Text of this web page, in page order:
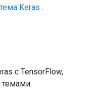
Keras .
с TensorFlow,